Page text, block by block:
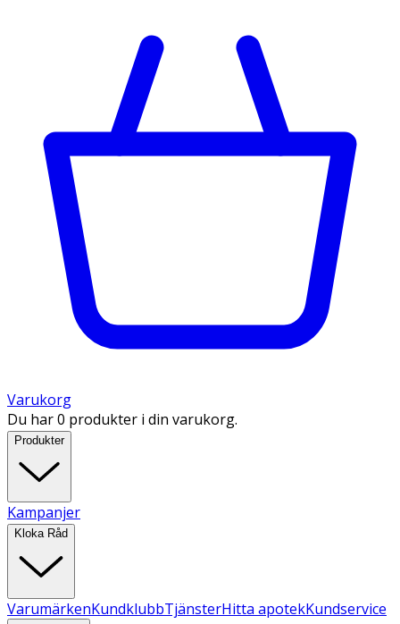
Varukorg
Du har 0 produkter i din varukorg.
Produkter
Kampanjer
Kloka Råd
VarumärkenKundklubbTjänsterHitta apotekKundservice